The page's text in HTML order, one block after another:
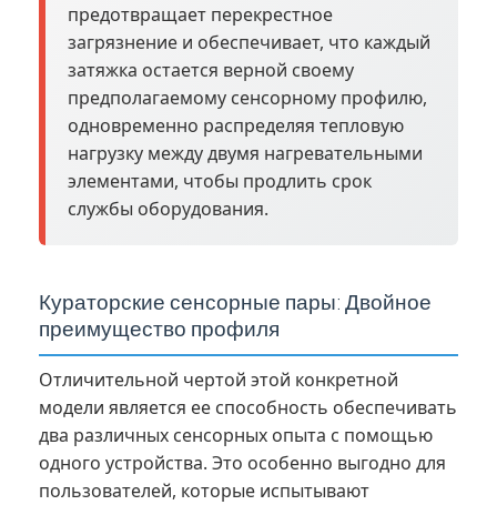
предотвращает перекрестное
загрязнение и обеспечивает, что каждый
затяжка остается верной своему
предполагаемому сенсорному профилю,
одновременно распределяя тепловую
нагрузку между двумя нагревательными
элементами, чтобы продлить срок
службы оборудования.
Кураторские сенсорные пары: Двойное
преимущество профиля
Отличительной чертой этой конкретной
модели является ее способность обеспечивать
два различных сенсорных опыта с помощью
одного устройства. Это особенно выгодно для
пользователей, которые испытывают